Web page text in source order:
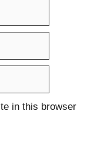
in this browser